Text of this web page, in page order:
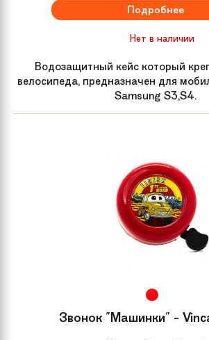
Подробнее
Нет в наличии
Водозащитный кейс который
велосипеда, предназначен для
Samsung S3,S4.
Звонок "Машинки" -